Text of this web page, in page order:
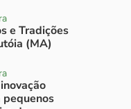
e Tradições
(MA)